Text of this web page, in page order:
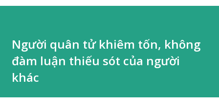
Người quân tử khiêm tốn, không
đàm luận thiếu sót của người
khác